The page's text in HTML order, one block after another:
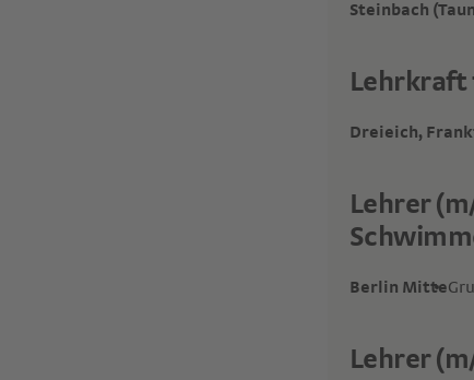
Steinbach
Lehrkraft
Dreieich,
Lehrer
Berlin Mitte
Lehrer